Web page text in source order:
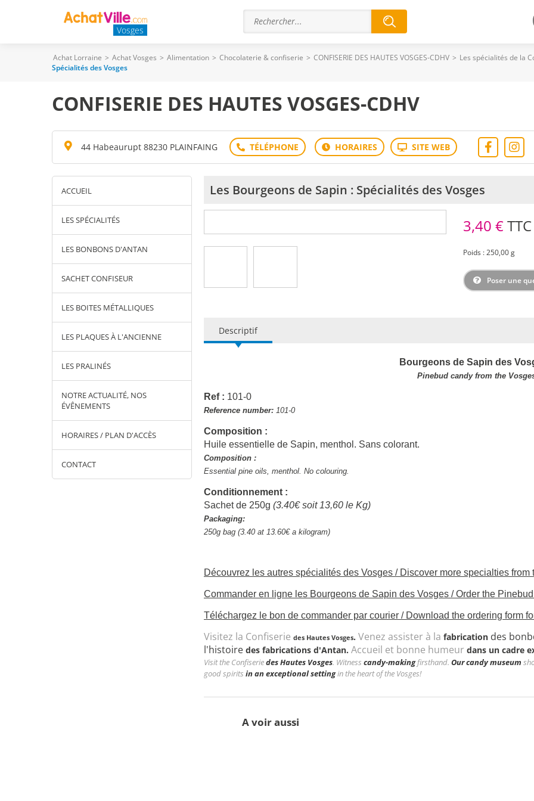
Vosges
Achat Lorraine > Achat Vosges > Alimentation > Chocolaterie & confiserie > CONFISERIE DES HAUTES VOSGES-CDHV > Les spécialités de la
Spécialités des Vosges
CONFISERIE DES HAUTES VOSGES-CDHV
44 Habeaurupt 88230 PLAINFAING
ACCUEIL
LES SPÉCIALITÉS
LES BONBONS D'ANTAN
SACHET CONFISEUR
LES BOITES MÉTALLIQUES
LES PLAQUES À L'ANCIENNE
LES PRALINÉS
NOTRE ACTUALITÉ, NOS
ÉVÊNEMENTS
HORAIRES / PLAN D'ACCÈS
CONTACT
Les Bourgeons de Sapin : Spécialités des Vosges
3,40 €TTC
Poids : 250,00 g
Poser une
Descriptif
Bourgeons de Sapin des
Pinebud candy from the
Ref : 101-0
Reference number: 101-0
Composition :
Huile essentielle de Sapin, menthol. Sans colorant.
Composition :
Essential pine oils, menthol. No colouring.
Conditionnement :
Sachet de 250g (3.40€ soit 13,60 le Kg)
Packaging:
250g bag (3.40 at 13.60€ a kilogram)
Découvrez les autres spécialités des Vosges / Discover more specialties from
Commander en ligne les Bourgeons de Sapin des Vosges / Order the
Téléchargez le bon de commander par courier / Download the ordering form
Visitez la Confiserie des Hautes Vosges. Venez assister à la fabrication des
l'histoire des fabrications d'Antan. Accueil et bonne humeur dans un cadre
Visit the Confiseriedes Hautes Vosges. Witness candy-makingfirsthand. Our candy museum
good spirits in an exceptional settingin the heart of the Vosges!
A voir aussi